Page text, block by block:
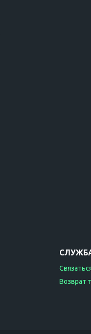
Возврат